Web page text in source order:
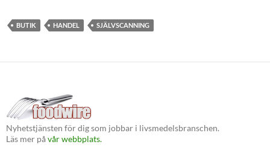
BUTIK HANDEL SJÄLVSCANNING
Nyhetstjänsten för dig som jobbar i livsmedelsbranschen.
Läs mer påvår webbplats.